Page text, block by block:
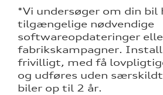
*Vi undersøger om din bil
tilgængelige nødvendige
softwareopdateringer
fabrikskampagner.
frivilligt, med få
og udføres uden
biler op til 2 år.